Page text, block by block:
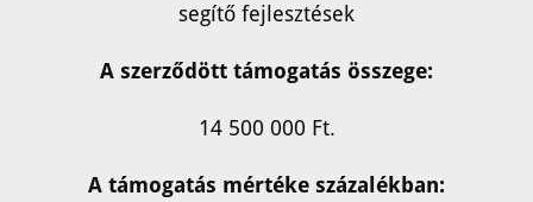
A szerződött támogatás összege:
A támogatás mértéke százalékban:
segítő fejlesztések
14 500 000 Ft.